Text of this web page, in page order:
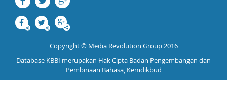
Copyright © Media Revolution Group 2016
Database KBBI merupakan Hak Cipta Badan Pengembangan dan
Pembinaan Bahasa, Kemdikbud